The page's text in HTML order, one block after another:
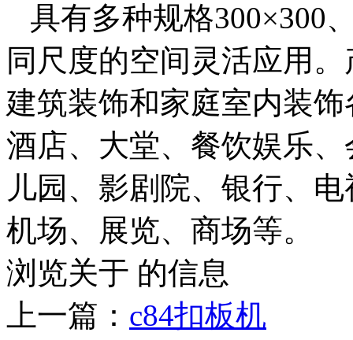
具有多种规格300×300
同尺度的空间灵活应用
建筑装饰和家庭室内装
酒店、大堂、餐饮娱乐
儿园、影剧院、银行、
机场、展览、商场等。
浏览关于 的信息
上一篇： c84扣板机